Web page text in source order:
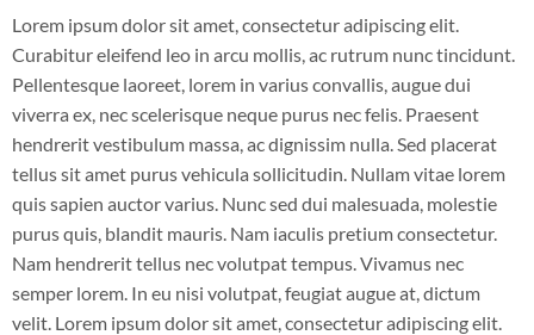
Lorem ipsum dolor sit amet, consectetur adipiscing elit.
Curabitur eleifend leo in arcu mollis, ac rutrum nunc tincidunt.
Pellentesque laoreet, lorem in varius convallis, augue dui
viverra ex, nec scelerisque neque purus nec felis. Praesent
hendrerit vestibulum massa, ac dignissim nulla. Sed placerat
tellus sit amet purus vehicula sollicitudin. Nullam vitae lorem
quis sapien auctor varius. Nunc sed dui malesuada, molestie
purus quis, blandit mauris. Nam iaculis pretium consectetur.
Nam hendrerit tellus nec volutpat tempus. Vivamus nec
semper lorem. In eu nisi volutpat, feugiat augue at, dictum
velit. Lorem ipsum dolor sit amet, consectetur adipiscing elit.